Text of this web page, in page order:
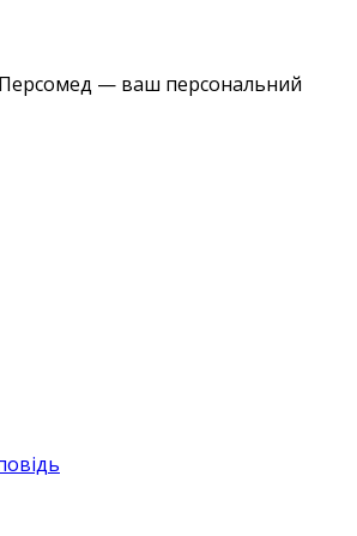
— ваш персональний